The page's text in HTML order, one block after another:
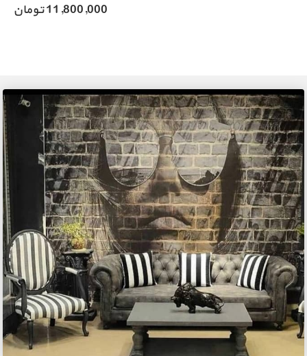
11,800,000 تومان